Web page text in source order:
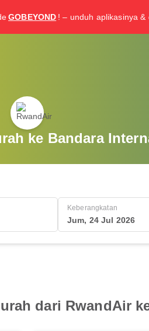
GOBEYOND ! – unduh aplikasinya &
ke Bandara
Keberangkatan
Jum, 24 Jul 2026
dari RwandAir